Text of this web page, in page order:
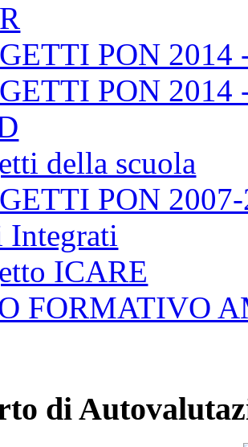
PON 2014
PON 2014
della scuola
PON
Integrati
ICARE
FORMATIVO
di